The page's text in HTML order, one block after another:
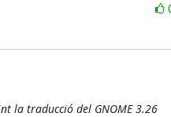
la traducció del GNOME 3.26